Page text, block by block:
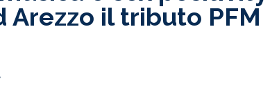
Arezzo il tributo PFM